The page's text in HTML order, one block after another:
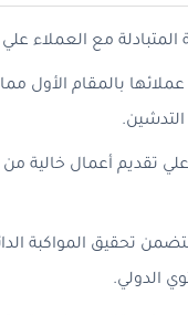
المتبادلة مع العملاء
بالمقام الأول
التدشين.
تقديم أعمال خالية من
لتضمن تحقيق المواكبة
الدولي.